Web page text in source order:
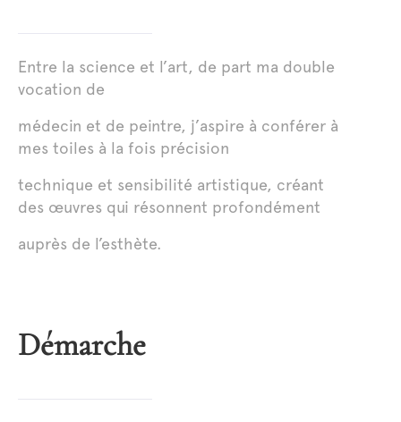
Entre la science et l’art, de part ma double
vocation de
médecin et de peintre, j’aspire à conférer à
mes toiles à la fois précision
technique et sensibilité artistique, créant
des œuvres qui résonnent profondément
auprès de l’esthète.
Démarche